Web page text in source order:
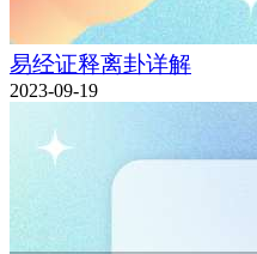
易经证释离卦详解
2023-09-19